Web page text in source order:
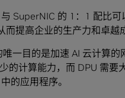
与 SuperNIC 的 1：1 配比
而提高企业的生产力和卓越
一目的是加速 AI 云计算的
的计算能力，而 DPU 需要
的应用程序。